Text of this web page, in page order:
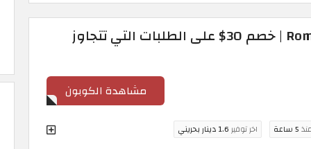
كوبون خصم Romwe 2026 | خصم 30$ على الطلبات التي تتجاوز
مشاهدة الكوبون
5 ساعة اخر توفير1.6 دينار بحريني